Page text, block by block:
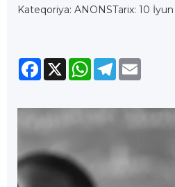
Kateqoriya: ANONSTarix: 10
Facebook
X WhatsApp
Telegram